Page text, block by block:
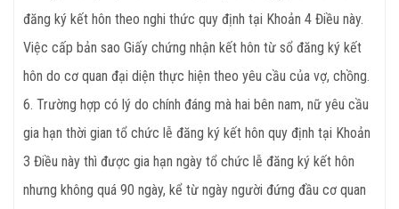
đăng ký kết hôn theo nghi thức quy định tại Khoản 4 Điều này.
Việc cấp bản sao Giấy chứng nhận kết hôn từ sổ đăng ký kết
hôn do cơ quan đại diện thực hiện theo yêu cầu của vợ, chồng.
6. Trường hợp có lý do chính đáng mà hai bên nam, nữ yêu cầu
gia hạn thời gian tổ chức lễ đăng ký kết hôn quy định tại Khoản
3 Điều này thì được gia hạn ngày tổ chức lễ đăng ký kết hôn
nhưng không quá 90 ngày, kể từ ngày người đứng đầu cơ quan